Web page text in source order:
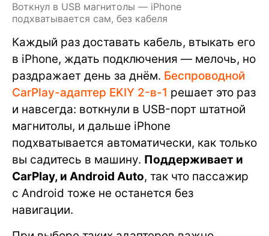
Воткнул в USB магнитолы — iPhone
подхватывается сам, без кабеля
Каждый раз доставать кабель, втыкать его
в iPhone, ждать подключения — мелочь, но
раздражает день за днём. Беспроводной
CarPlay-адаптер EKIY 2-в-1 решает это раз
и навсегда: воткнули в USB-порт штатной
магнитолы, и дальше iPhone
подхватывается автоматически, как только
вы садитесь в машину. Поддерживает и
CarPlay, и Android Auto, так что пассажир
с Android тоже не останется без
навигации.